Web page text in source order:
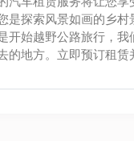
是探索风景如画的乡村
开始越野公路旅行，我
的地方。立即预订租赁